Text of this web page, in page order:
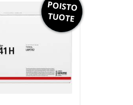
Toimitus
0€
POISTO
TUOTE